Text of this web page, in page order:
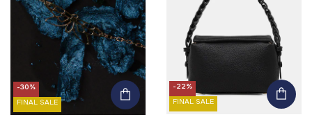
-30%
FINAL SALE
-22%
FINAL SALE